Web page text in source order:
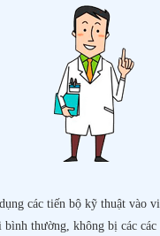
các tiến bộ kỹ thuật vào
thường, không bị các